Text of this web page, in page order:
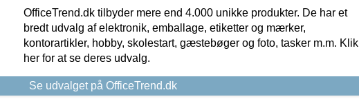
OfficeTrend.dk tilbyder mere end 4.000 unikke produkter. De har et
bredt udvalg af elektronik, emballage, etiketter og mærker,
kontorartikler, hobby, skolestart, gæstebøger og foto, tasker m.m. Klik
her for at se deres udvalg.
Se udvalget på OfficeTrend.dk